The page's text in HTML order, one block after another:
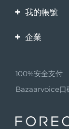
聯繫我們
保修與退換貨
我的帳號
產品註冊
企業
夥伴計畫
聯盟新聞
100%安全支付
Bazaarvoice口